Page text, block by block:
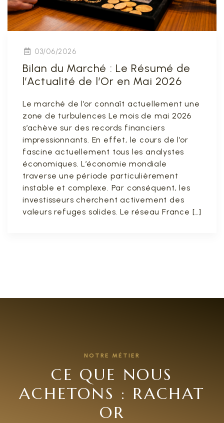
03/06/2026
Bilan du Marché : Le Résumé de
l’Actualité de l’Or en Mai 2026
Le marché de l’or connaît actuellement une
zone de turbulences Le mois de mai 2026
s’achève sur des records financiers
impressionnants. En effet, le cours de l’or
fascine actuellement tous les analystes
économiques. L’économie mondiale
traverse une période particulièrement
instable et complexe. Par conséquent, les
investisseurs cherchent activement des
valeurs refuges solides. Le réseau France […]
NOTRE MÉTIER
CE QUE NOUS
ACHETONS : RACHAT
OR